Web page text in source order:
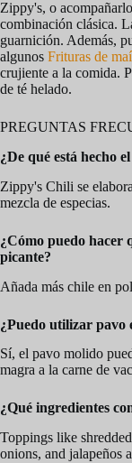
Zippy's, o
combinación clásica.
guarnición. Además,
algunos Frituras de
crujiente a la comida.
de té helado.
PREGUNTAS
¿De qué está hecho
Zippy's Chili se
mezcla de especias.
¿Cómo puedo hacer
picante?
Añada más chile en
¿Puedo utilizar pavo
Sí, el pavo molido
magra a la carne de
¿Qué ingredientes
Toppings like
onions, and jalapeños